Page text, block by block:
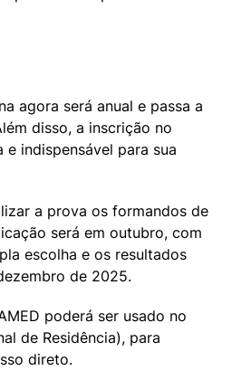
agora será anual e passa a
disso, a inscrição no
e indispensável para sua
a prova os formandos de
será em outubro, com
escolha e os resultados
de 2025.
poderá ser usado no
de Residência), para
direto.